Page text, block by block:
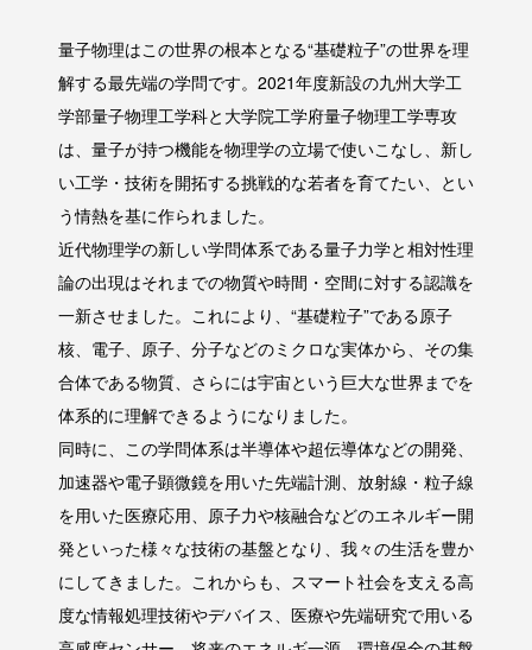
賞しました
2024/12/16
第66回日本顕微鏡学会九州支部集
会・学術講演会にて、村上・麻生グ
ループの渡瀬脩介さん（M2）と佐
野弘貴さん（M1）が優秀発表賞
（材料科学系部門）を受賞しました
2024/11/18
The 13th Korea-Japan Symposium
on Nuclear Thermal Hydraulics and
Safetyにて、Mohammad Iqbalさん
がOutstanding Poster Awardを受賞
しました
量子物理はこの世界の根本となる“基礎粒子”の世界を理
解する最先端の学問です。2021年度新設の九州大学工
学部量子物理工学科と大学院工学府量子物理工学専攻
は、量子が持つ機能を物理学の立場で使いこなし、新し
い工学・技術を開拓する挑戦的な若者を育てたい、とい
う情熱を基に作られました。
近代物理学の新しい学問体系である量子力学と相対性理
論の出現はそれまでの物質や時間・空間に対する認識を
一新させました。これにより、“基礎粒子”である原子
核、電子、原子、分子などのミクロな実体から、その集
合体である物質、さらには宇宙という巨大な世界までを
体系的に理解できるようになりました。
同時に、この学問体系は半導体や超伝導体などの開発、
加速器や電子顕微鏡を用いた先端計測、放射線・粒子線
を用いた医療応用、原子力や核融合などのエネルギー開
発といった様々な技術の基盤となり、我々の生活を豊か
にしてきました。これからも、スマート社会を支える高
度な情報処理技術やデバイス、医療や先端研究で用いる